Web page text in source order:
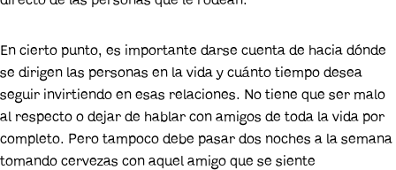
En cierto punto, es importante darse cuenta de hacia dónde
se dirigen las personas en la vida y cuánto tiempo desea
seguir invirtiendo en esas relaciones. No tiene que ser malo
al respecto o dejar de hablar con amigos de toda la vida por
completo. Pero tampoco debe pasar dos noches a la semana
tomando cervezas con aquel amigo que se siente